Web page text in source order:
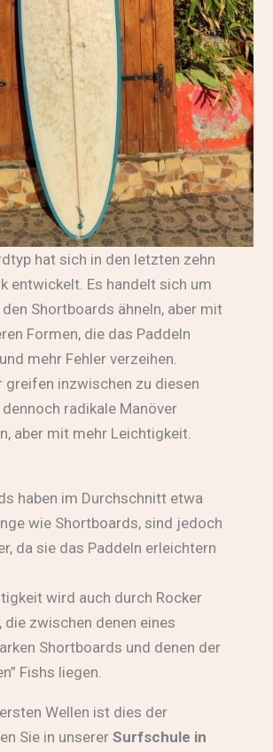
hat sich in den letzten zehn
entwickelt. Es handelt sich um
Shortboards ähneln, aber mit
Formen, die das Paddeln
mehr Fehler verzeihen.
greifen inzwischen zu diesen
radikale Manöver
aber mit mehr Leichtigkeit.
haben im Durchschnitt etwa
wie Shortboards, sind jedoch
da sie das Paddeln erleichtern
wird auch durch Rocker
zwischen denen eines
Shortboards und denen der
Fishs liegen.
Wellen ist dies der
Sie in unserer Surfschule in